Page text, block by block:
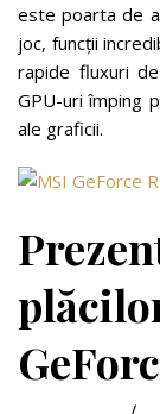
este poarta de
joc, funcții
rapide fluxuri
GPU-uri împing
ale graficii.